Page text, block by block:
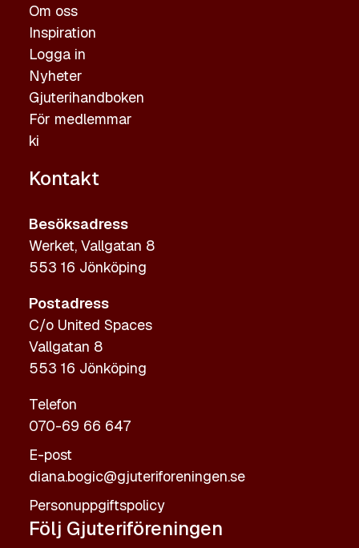
Om oss
Inspiration
Logga in
Nyheter
Gjuterihandboken
För medlemmar
ki
Kontakt
Besöksadress
Werket, Vallgatan 8
553 16 Jönköping
Postadress
C/o United Spaces
Vallgatan 8
553 16 Jönköping
Telefon
070-69 66 647
E-post
diana.bogic@gjuteriforeningen.se
Personuppgiftspolicy
Följ Gjuteriföreningen